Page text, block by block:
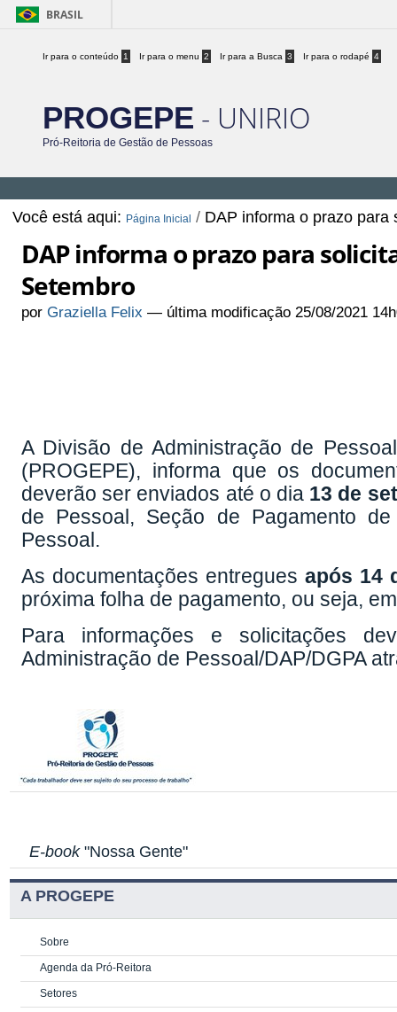
BRASIL
Ir para o conteúdo 1 Ir para o menu 2 Ir para a Busca 3 Ir para o rodapé 4
PROGEPE - UNIRIO
Pró-Reitoria de Gestão de Pessoas
Você está aqui: Página Inicial / DAP informa o prazo para
DAP informa o prazo para
Setembro
porGraziella Felix — última modificação 25/08/2021
A Divisão de Administração de
(PROGEPE), informa que os
deverão ser enviados até o dia 13 de
de Pessoal, Seção de Pagamento
Pessoal.
As documentações entreguesapós 14
próxima folha de pagamento, ou seja,
Para informações e solicitações
Administração de Pessoal/DAP/DGPA
E-book"Nossa Gente"
A PROGEPE
Sobre
Agenda da Pró-Reitora
Setores